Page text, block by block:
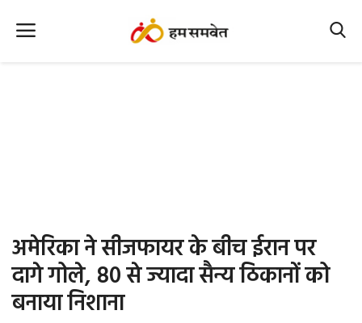
Office Office
Political Gossips
अमेरिका ने सीजफायर के बीच ईरान पर
दागे गोले, 80 से ज्यादा सैन्य ठिकानों को
बनाया निशाना